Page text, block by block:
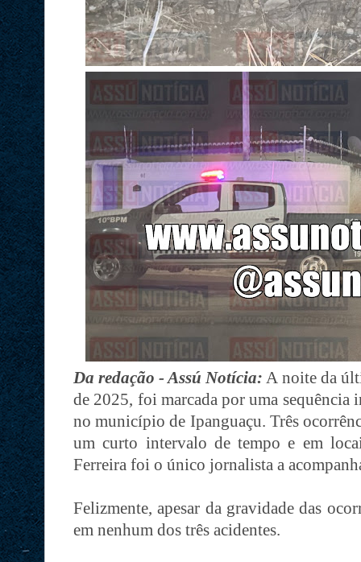
Da redação - Assú Notícia: A noite da
de 2025, foi marcada por uma sequência
no município de Ipanguaçu. Três
um curto intervalo de tempo e em
Ferreira foi o único jornalista a
Felizmente, apesar da gravidade das
em nenhum dos três acidentes.